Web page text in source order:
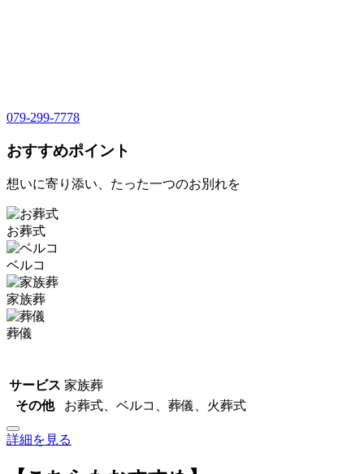
079-299-7778
おすすめポイント
想いに寄り添い、たった一つのお別れを
お葬式
ベルコ
家族葬
葬儀
サービス 家族葬
その他
お葬式、ベルコ、葬儀、火葬式
詳細を見る